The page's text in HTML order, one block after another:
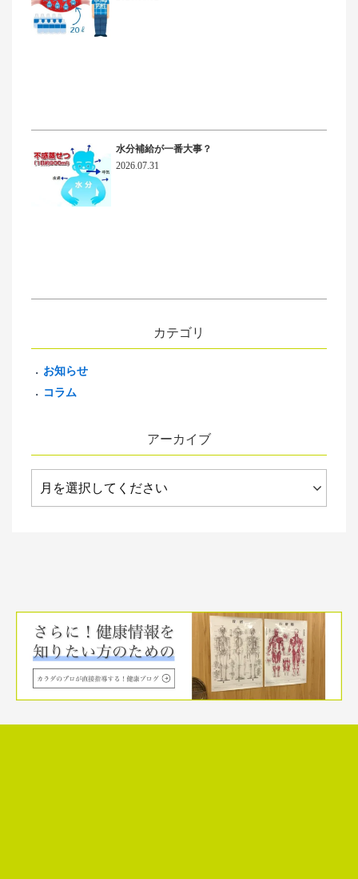
水分補給が一番大事？
2026.07.31
カテゴリ
お知らせ
コラム
アーカイブ